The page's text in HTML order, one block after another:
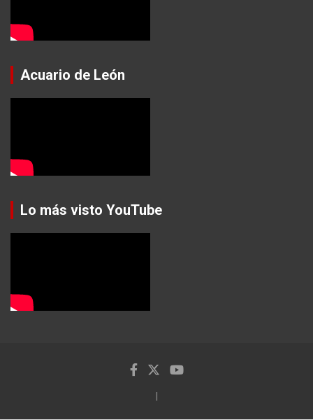
Acuario de León
Lo más visto YouTube